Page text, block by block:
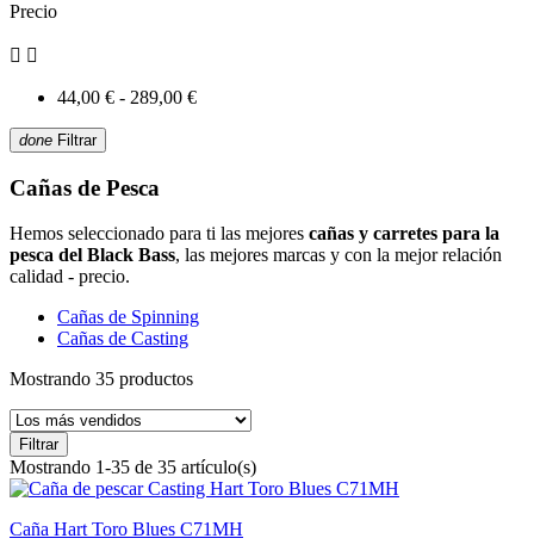
Precio
 
44,00 € - 289,00 €
done Filtrar
Cañas de Pesca
Hemos seleccionado para ti las mejores cañas y carretes para la
pesca del Black Bass, las mejores marcas y con la mejor relación
calidad - precio.
Cañas de Spinning
Cañas de Casting
Mostrando 35 productos
Filtrar
Mostrando 1-35 de 35 artículo(s)
Caña Hart Toro Blues C71MH